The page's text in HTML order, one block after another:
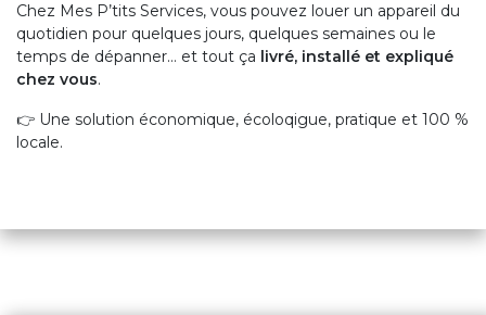
Chez Mes P’tits Services, vous pouvez louer un appareil du
quotidien pour quelques jours, quelques semaines ou le
temps de dépanner… et tout ça livré, installé et expliqué
chez vous.
👉 Une solution économique, écoloqigue, pratique et 100 %
locale.